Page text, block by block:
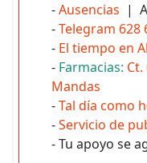
-Ausencias |
-Telegram 628
- El tiempo en
- Farmacias:
Mandas
-Tal día como
-Servicio de
- Tu apoyo se